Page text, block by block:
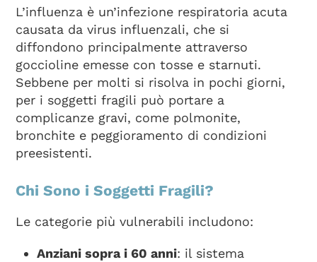
L’influenza è un’infezione respiratoria acuta
causata da virus influenzali, che si
diffondono principalmente attraverso
goccioline emesse con tosse e starnuti.
Sebbene per molti si risolva in pochi giorni,
per i soggetti fragili può portare a
complicanze gravi, come polmonite,
bronchite e peggioramento di condizioni
preesistenti.
Chi Sono i Soggetti Fragili?
Le categorie più vulnerabili includono:
Anziani sopra i 60 anni: il sistema